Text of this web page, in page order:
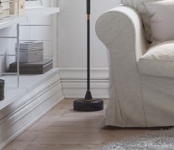
has produced market-leading
visualisations and
solutions since 2005. Our
are: aesthetics,
communication